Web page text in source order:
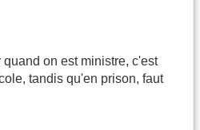
on est ministre, c'est
tandis qu'en prison, faut